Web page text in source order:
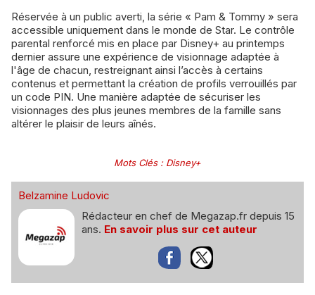
Réservée à un public averti, la série « Pam & Tommy » sera
accessible uniquement dans le monde de Star. Le contrôle
parental renforcé mis en place par Disney+ au printemps
dernier assure une expérience de visionnage adaptée à
l'âge de chacun, restreignant ainsi l’accès à certains
contenus et permettant la création de profils verrouillés par
un code PIN. Une manière adaptée de sécuriser les
visionnages des plus jeunes membres de la famille sans
altérer le plaisir de leurs aînés.
Mots Clés: Disney+
Belzamine Ludovic
Rédacteur en chef de Megazap.fr depuis 15
ans. En savoir plus sur cet auteur